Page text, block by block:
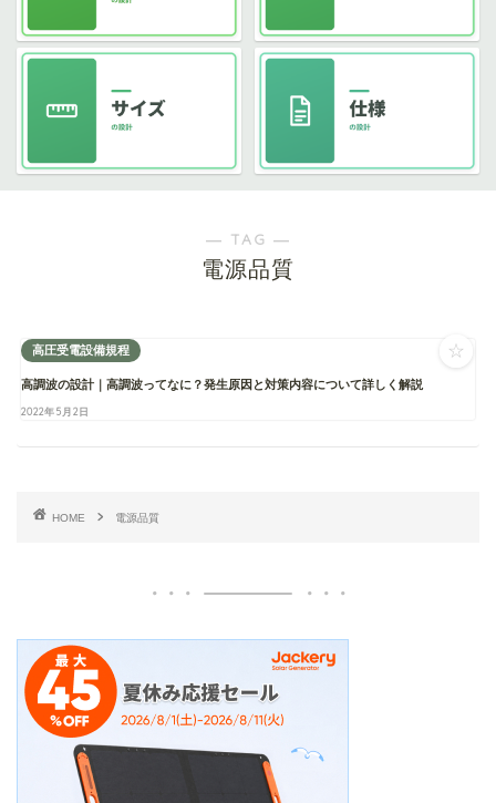
― TAG ―
電源品質
高圧受電設備規程
高調波の設計｜高調波ってなに？発生原因と対策内容について詳しく解説
2022年5月2日
☆
HOME 電源品質